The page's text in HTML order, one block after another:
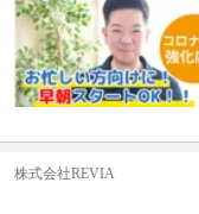
株式会社REVIA